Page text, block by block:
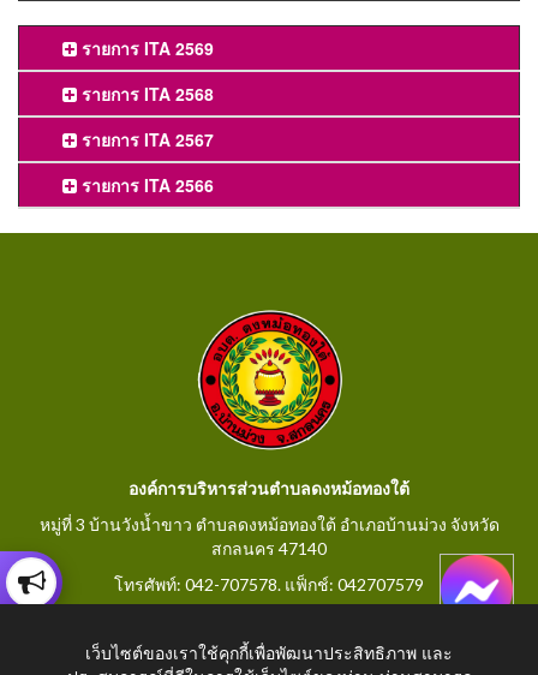
รายการ ITA 2569
รายการ ITA 2568
รายการ ITA 2567
รายการ ITA 2566
องค์การบริหารส่วนตำบลดงหม้อทองใต้
หมู่ที่ 3 บ้านวังน้ำขาว ตำบลดงหม้อทองใต้ อำเภอบ้านม่วง จังหวัด
สกลนคร 47140
โทรศัพท์: 042-707578. แฟ็กช์: 042707579
เว็บไซต์ของเราใช้คุกกี้เพื่อพัฒนาประสิทธิภาพ และ